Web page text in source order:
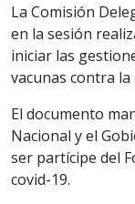
La Comisión
en la sesión
iniciar las
vacunas contra
El documento
Nacional y el
ser partícipe del
covid-19.